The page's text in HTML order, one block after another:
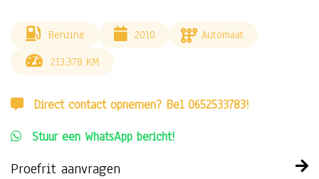
Benzine 2010
Automaat
213.378 KM
Direct contact opnemen? Bel 0652533783!
Stuur een WhatsApp bericht!
Proefrit aanvragen